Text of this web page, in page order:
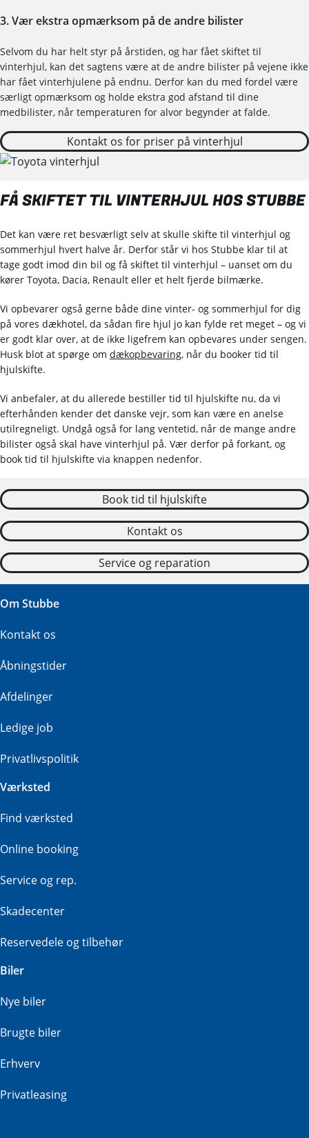
3. Vær ekstra opmærksom på de andre bilister
Selvom du har helt styr på årstiden, og har fået skiftet til
vinterhjul, kan det sagtens være at de andre bilister på vejene ikke
har fået vinterhjulene på endnu. Derfor kan du med fordel være
særligt opmærksom og holde ekstra god afstand til dine
medbilister, når temperaturen for alvor begynder at falde.
Kontakt os for priser på vinterhjul
FÅ SKIFTET TIL VINTERHJUL HOS STUBBE
Det kan være ret besværligt selv at skulle skifte til vinterhjul og
sommerhjul hvert halve år. Derfor står vi hos Stubbe klar til at
tage godt imod din bil og få skiftet til vinterhjul – uanset om du
kører Toyota, Dacia, Renault eller et helt fjerde bilmærke.
Vi opbevarer også gerne både dine vinter- og sommerhjul for dig
på vores dækhotel, da sådan fire hjul jo kan fylde ret meget – og vi
er godt klar over, at de ikke ligefrem kan opbevares under sengen.
Husk blot at spørge om dækopbevaring, når du booker tid til
hjulskifte.
Vi anbefaler, at du allerede bestiller tid til hjulskifte nu, da vi
efterhånden kender det danske vejr, som kan være en anelse
utilregneligt. Undgå også for lang ventetid, når de mange andre
bilister også skal have vinterhjul på. Vær derfor på forkant, og
book tid til hjulskifte via knappen nedenfor.
Book tid til hjulskifte
Kontakt os
Service og reparation
Om Stubbe
Kontakt os
Åbningstider
Afdelinger
Ledige job
Privatlivspolitik
Værksted
Find værksted
Online booking
Service og rep.
Skadecenter
Reservedele og tilbehør
Biler
Nye biler
Brugte biler
Erhverv
Privatleasing